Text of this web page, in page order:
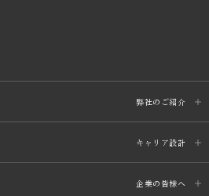
弊社のご紹介
キャリア設計
企業の皆様へ